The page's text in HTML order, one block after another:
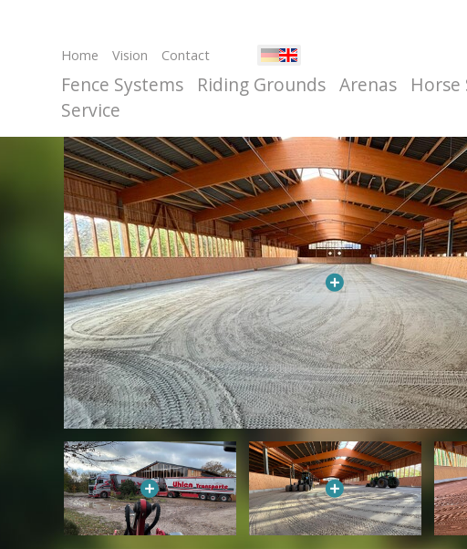
Home Vision Contact
Fence Systems Riding Grounds Arenas Horse
Service